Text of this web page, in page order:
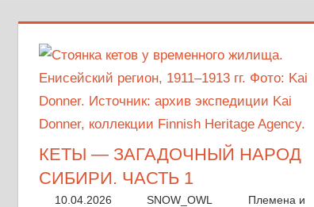
КЕТЫ — ЗАГАДОЧНЫЙ НАРОД
СИБИРИ. ЧАСТЬ 1
10.04.2026 SNOW_OWL
Племена и